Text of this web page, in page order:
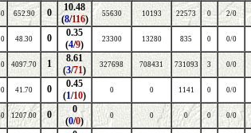
652.90 0
10.48
(8/116) 55630 10193 22573 0 2/0
48.30 0
0.35
(4/9) 23300 13280 835 0 0/0
4097.70 1
8.61
(3/71) 327698 708431 731093 3 0/0
41.70 0
0.45
(1/10) 0 0 1141 0 0/0
1207.00 0
0
(0/0) 0 0 0 0 0/0